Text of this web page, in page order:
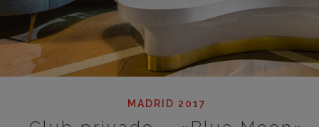
MADRID 2017